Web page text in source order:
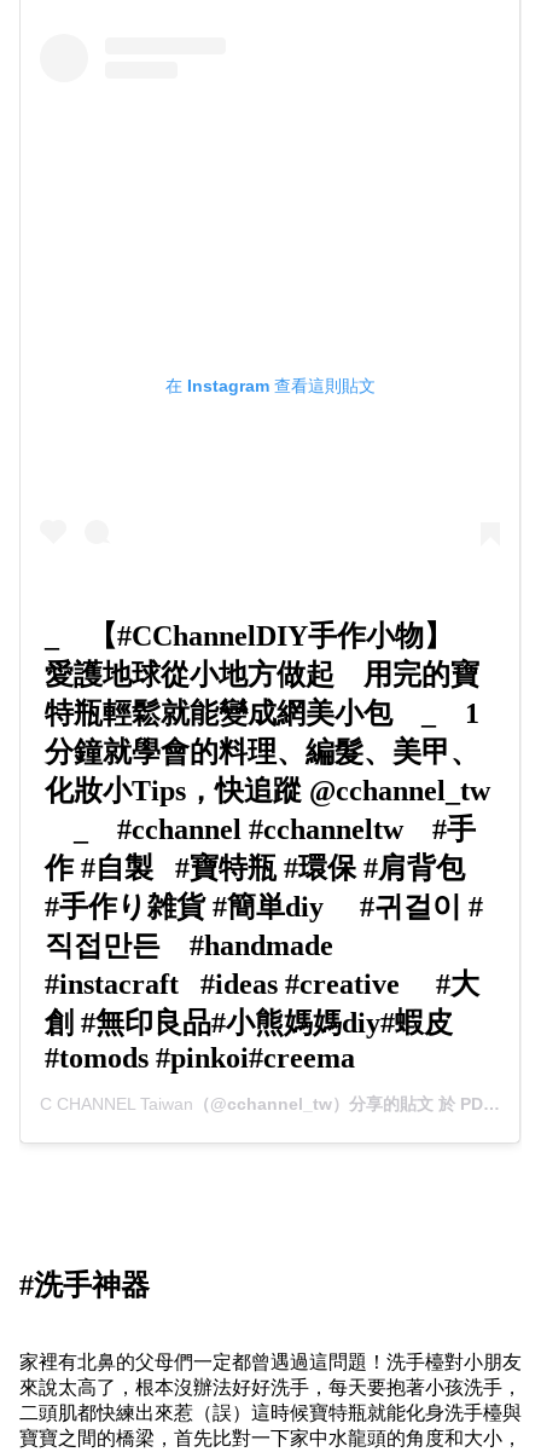
在 Instagram 查看這則貼文
_⠀ 【#CChannelDIY手作小物】⠀
愛護地球從小地方做起⠀ 用完的寶
特瓶輕鬆就能變成網美小包⠀ _⠀ 1
分鐘就學會的料理、編髮、美甲、
化妝小Tips，快追蹤 @cchannel_tw
⠀ _⠀ #cchannel #cchanneltw⠀ #手
作 #自製⠀#寶特瓶 #環保 #肩背包 ⠀
#手作り雑貨 #簡単diy ⠀ #귀걸이 #
직접만든⠀ #handmade
#instacraft⠀#ideas #creative ⠀ #大
創 #無印良品#小熊媽媽diy#蝦皮
#tomods #pinkoi#creema
C CHANNEL Taiwan （@cchannel_tw）分享的貼文 於 PDT 2019 年 9月 月 4 日 上午 6:01 張貼
#洗手神器
家裡有北鼻的父母們一定都曾遇過這問題！洗手檯對小朋友
來說太高了，根本沒辦法好好洗手，每天要抱著小孩洗手，
二頭肌都快練出來惹（誤）這時候寶特瓶就能化身洗手檯與
寶寶之間的橋梁，首先比對一下家中水龍頭的角度和大小，